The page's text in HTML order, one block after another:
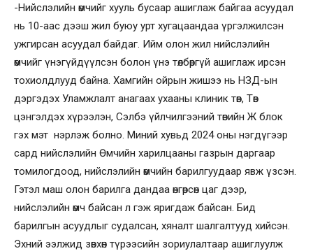
-Нийслэлийн өмчийг хууль бусаар ашиглаж байгаа асуудал
нь 10-аас дээш жил буюу урт хугацаандаа үргэлжилсэн
ужгирсан асуудал байдаг. Ийм олон жил нийслэлийн
өмчийг үнэгүйдүүлсэн болон үнэ төлбөргүй ашиглаж ирсэн
тохиолдлууд байна. Хамгийн ойрын жишээ нь НЗД-ын
дэргэдэх Уламжлалт анагаах ухааны клиник төв, Төв
цэнгэлдэх хүрээлэн, Сэлбэ үйлчилгээний төвийн Ж блок
гэх мэт нэрлэж болно. Миний хувьд 2024 оны нэгдүгээр
сард нийслэлийн Өмчийн харилцааны газрын даргаар
томилогдоод, нийслэлийн өмчийн барилгуудаар явж үзсэн.
Гэтэл маш олон барилга дандаа өнгөрсөн цаг дээр,
нийслэлийн өмч байсан л гэж яригдаж байсан. Бид
барилгын асуудлыг судалсан, хяналт шалгалтууд хийсэн.
Эхний ээлжид зөвхөн түрээсийн зориулалтаар ашиглуулж